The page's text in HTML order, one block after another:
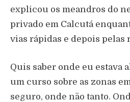
explicou os meandros do
privado em Calcutá
vias rápidas e depois pelas
Quis saber onde eu estava
um curso sobre as zonas
seguro, onde não tanto.